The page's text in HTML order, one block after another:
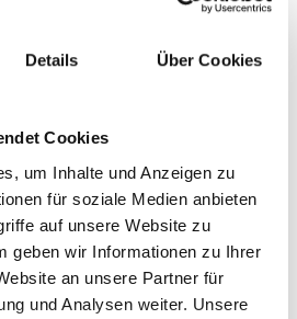
Details Über Cookies
Cookies
um Inhalte und Anzeigen zu
für soziale Medien anbieten
auf unsere Website zu
geben wir Informationen zu Ihrer
an unsere Partner für
und Analysen weiter. Unsere
July, August, September,